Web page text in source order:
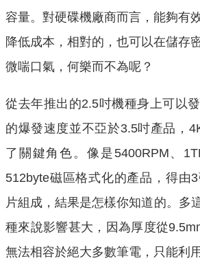
容量。對硬碟機廠商而言，能夠有
降低成本，相對的，也可以在儲存
微喘口氣，何樂而不為呢？
從去年推出的2.5吋機種身上可以
的爆發速度並不亞於3.5吋產品，
了關鍵角色。像是5400RPM、
512byte磁區格式化的產品，得由
片組成，結果是怎樣你知道的。多
種來說影響甚大，因為厚度從
無法相容於絕大多數筆電，只能利